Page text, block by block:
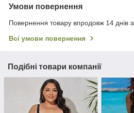
Умови повернення
Повернення товару впродовж 14 днів
Всі умови повернення
Подібні товари компанії